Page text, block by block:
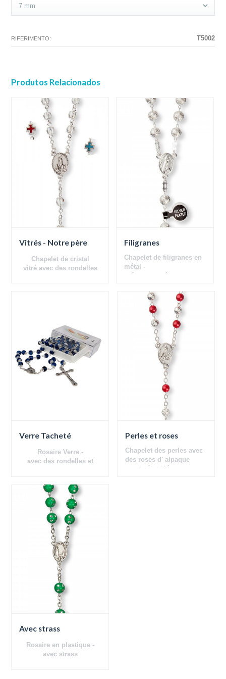
RIFERIMENTO: T5002
Produtos Relacionados
Vitrés - Notre père
Chapeletde cristal
vitré avec des rondelles
Filigranes
Chapelet de filigranes en
métal -
boîte avec médaille
Verre Tacheté
Rosaire Verre -
avec des rondelles et
Perles et roses
Chapelet des perles avec
des roses d' alpaque
- croix émaillée
Avec strass
Rosaire en plastique -
avec strass